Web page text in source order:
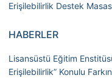
Erişilebilirlik Destek
HABERLER
Lisansüstü Eğitim
Erişilebilirlik” Konulu